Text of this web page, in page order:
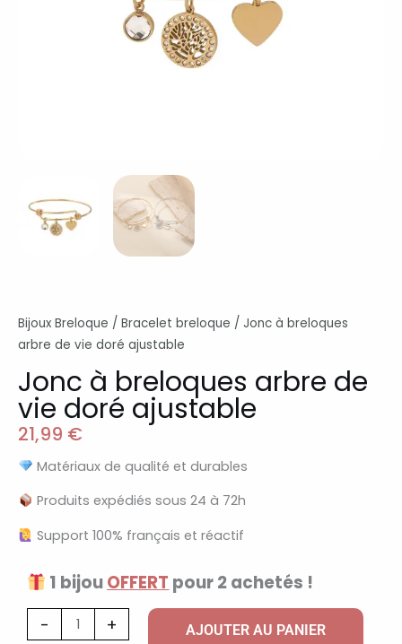
Bijoux Breloque / Bracelet breloque / Jonc à breloques
arbre de vie doré ajustable
Jonc à breloques arbre de
vie doré ajustable
21,99 €
Matériaux de qualité et durables
Produits expédiés sous 24 à 72h
Support 100% français et réactif
1 bijouOFFERT pour 2 achetés !
-
quantité
+ AJOUTER AU PANIER